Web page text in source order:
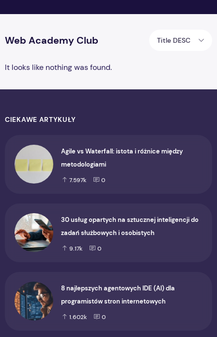
Web Academy Club Title DESC
It looks like nothing was found.
CIEKAWE ARTYKUŁY
Agile vs Waterfall: istota i różnice między
metodologiami
7.597k 0
30 usług opartych na sztucznej inteligencji do
zadań służbowych i osobistych
9.17k 0
8 najlepszych agentowych IDE (AI) dla
programistów stron internetowych
1.602k 0